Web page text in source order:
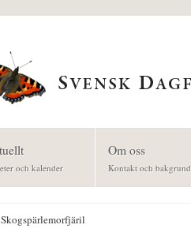
och kalender
Om oss
Kontakt och bakgrund